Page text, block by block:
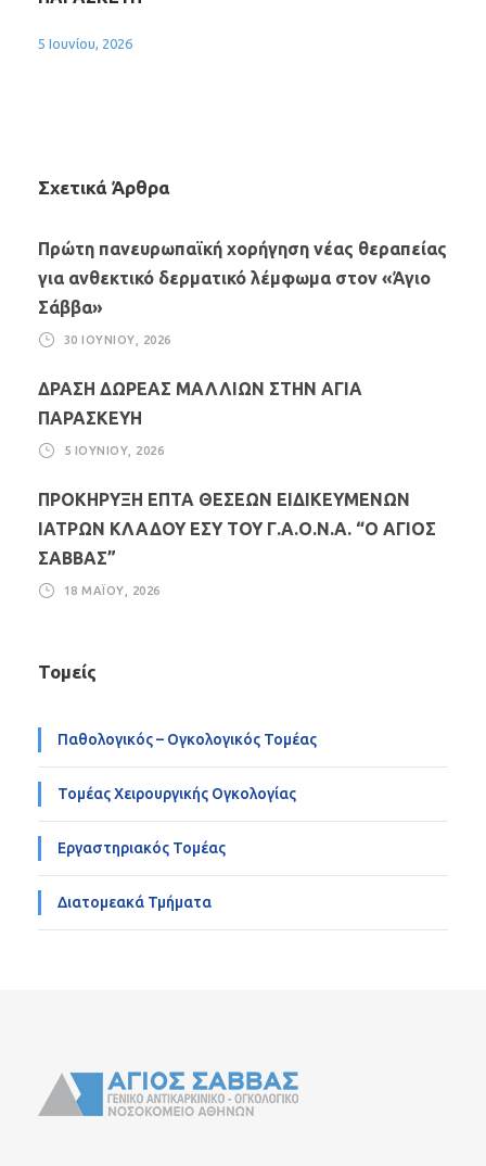
5 Ιουνίου, 2026
Σχετικά Άρθρα
Πρώτη πανευρωπαϊκή χορήγηση νέας θεραπείας
για ανθεκτικό δερματικό λέμφωμα στον «Άγιο
Σάββα»
30 ΙΟΥΝΊΟΥ, 2026
ΔΡΑΣΗ ΔΩΡΕΑΣ ΜΑΛΛΙΩΝ ΣΤΗΝ ΑΓΙΑ
ΠΑΡΑΣΚΕΥΗ
5 ΙΟΥΝΊΟΥ, 2026
ΠΡΟΚΗΡΥΞΗ ΕΠΤΑ ΘΕΣΕΩΝ ΕΙΔΙΚΕΥΜΕΝΩΝ
ΙΑΤΡΩΝ ΚΛΑΔΟΥ ΕΣΥ ΤΟΥ Γ.Α.Ο.Ν.Α. “Ο ΑΓΙΟΣ
ΣΑΒΒΑΣ”
18 ΜΑΪ́ΟΥ, 2026
Τομείς
Παθολογικός – Ογκολογικός Τομέας
Τομέας Χειρουργικής Ογκολογίας
Εργαστηριακός Τομέας
Διατομεακά Τμήματα